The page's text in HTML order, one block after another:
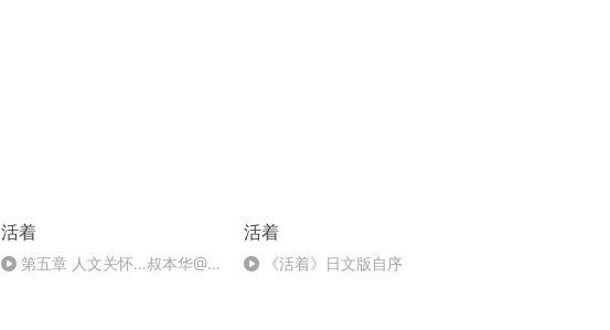
活着
第五章 人文关怀…叔本华@1
活着
《活着》日文版自序